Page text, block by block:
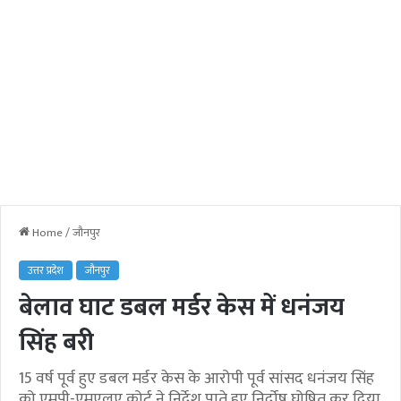
Home/जौनपुर
उत्तर प्रदेश जौनपुर
बेलाव घाट डबल मर्डर केस में धनंजय
सिंह बरी
15 वर्ष पूर्व हुए डबल मर्डर केस के आरोपी पूर्व सांसद धनंजय सिंह